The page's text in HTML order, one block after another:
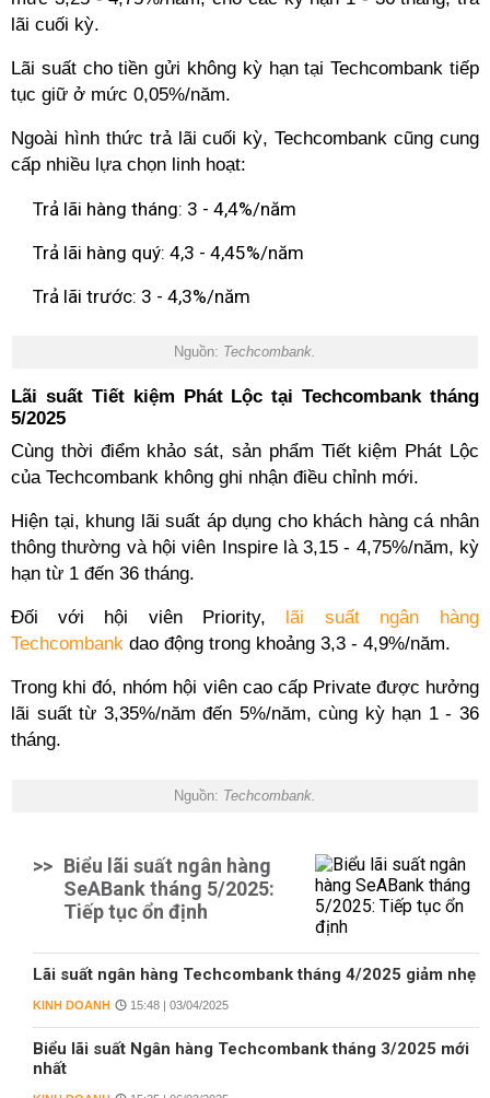
lãi cuối kỳ.
Lãi suất cho tiền gửi không kỳ hạn tại Techcombank tiếp
tục giữ ở mức 0,05%/năm.
Ngoài hình thức trả lãi cuối kỳ, Techcombank cũng cung
cấp nhiều lựa chọn linh hoạt:
Trả lãi hàng tháng: 3 - 4,4%/năm
Trả lãi hàng quý: 4,3 - 4,45%/năm
Trả lãi trước: 3 - 4,3%/năm
Nguồn: Techcombank.
Lãi suất Tiết kiệm Phát Lộc tại Techcombank tháng
5/2025
Cùng thời điểm khảo sát, sản phẩm Tiết kiệm Phát Lộc
của Techcombank không ghi nhận điều chỉnh mới.
Hiện tại, khung lãi suất áp dụng cho khách hàng cá nhân
thông thường và hội viên Inspire là 3,15 - 4,75%/năm, kỳ
hạn từ 1 đến 36 tháng.
Đối với hội viên Priority, lãi suất ngân hàng
Techcombank dao động trong khoảng 3,3 - 4,9%/năm.
Trong khi đó, nhóm hội viên cao cấp Private được hưởng
lãi suất từ 3,35%/năm đến 5%/năm, cùng kỳ hạn 1 - 36
tháng.
Nguồn: Techcombank.
>> Biểu lãi suất ngân hàng
SeABank tháng 5/2025:
Tiếp tục ổn định
Lãi suất ngân hàng Techcombank tháng 4/2025 giảm nhẹ
KINH DOANH 15:48 | 03/04/2025
Biểu lãi suất Ngân hàng Techcombank tháng 3/2025 mới
nhất